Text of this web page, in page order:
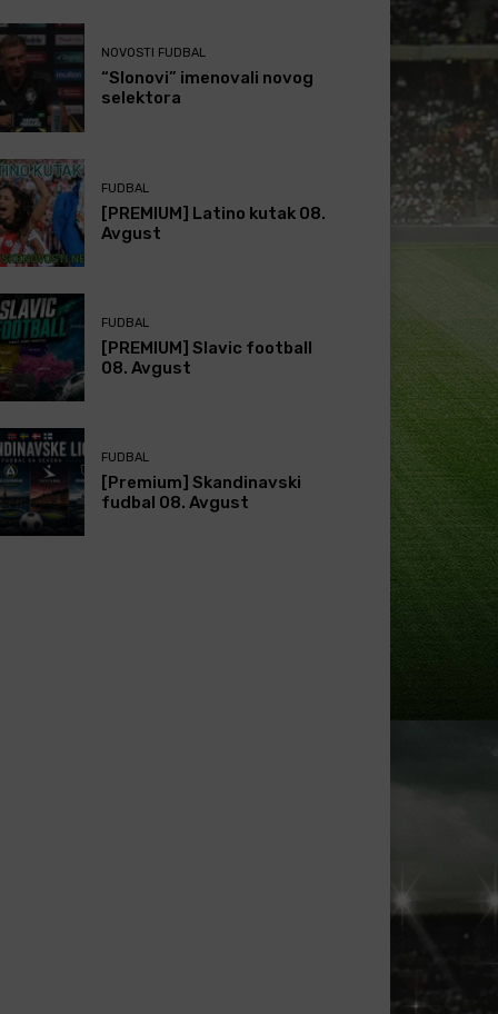
NOVOSTI FUDBAL
“Slonovi” imenovali novog
selektora
FUDBAL
[PREMIUM] Latino kutak 08.
Avgust
FUDBAL
[PREMIUM] Slavic football
08. Avgust
FUDBAL
[Premium] Skandinavski
fudbal 08. Avgust